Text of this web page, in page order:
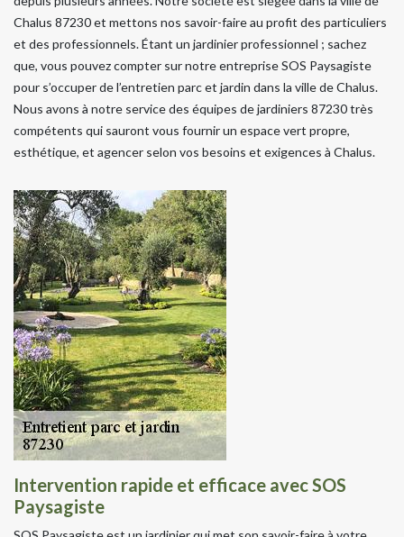
Chalus 87230 et mettons nos savoir-faire au profit des particuliers
et des professionnels. Étant un jardinier professionnel ; sachez
que, vous pouvez compter sur notre entreprise SOS Paysagiste
pour s’occuper de l’entretien parc et jardin dans la ville de Chalus.
Nous avons à notre service des équipes de jardiniers 87230 très
compétents qui sauront vous fournir un espace vert propre,
esthétique, et agencer selon vos besoins et exigences à Chalus.
Intervention rapide et efficace avec SOS
Paysagiste